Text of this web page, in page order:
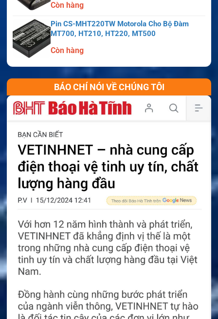
Còn hàng
Pin CS-MHT220TW Motorola Cho Bộ Đàm
MT700, HT210, HT220, MT500
Còn hàng
BÁO CHÍ NÓI VỀ CHÚNG TÔI